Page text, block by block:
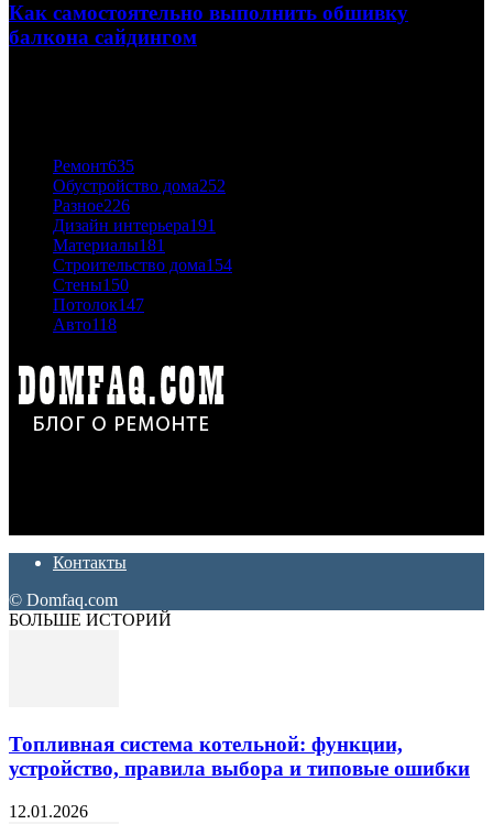
Как самостоятельно выполнить обшивку
балкона сайдингом
Ремонт635
Обустройство дома252
Разное226
Дизайн интерьера191
Материалы181
Строительство дома154
Стены150
Потолок147
Авто118
Контакты
© Domfaq.com
БОЛЬШЕ ИСТОРИЙ
Топливная система котельной: функции,
устройство, правила выбора и типовые ошибки
12.01.2026